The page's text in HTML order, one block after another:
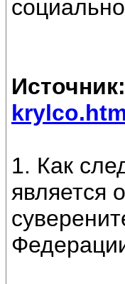
Источник:
1. Как
является